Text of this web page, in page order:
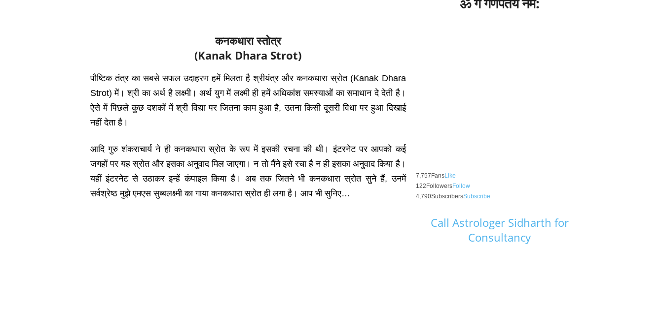
कनकधारा स्तोत्र
(Kanak Dhara Strot)
पौष्टिक तंत्र का सबसे सफल उदाहरण हमें मिलता है श्रीयंत्र और कनकधारा स्रोत (Kanak Dhara
Strot) में। श्री का अर्थ है लक्ष्‍मी। अर्थ युग में लक्ष्‍मी ही हमें अधिकांश समस्‍याओं का समाधान दे देती है।
ऐसे में पिछले कुछ दशकों में श्री विद्या पर जितना काम हुआ है, उतना किसी दूसरी विधा पर हुआ दिखाई
नहीं देता है।
आदि गुरु शंकराचार्य ने ही कनकधारा स्रोत के रूप में इसकी रचना की थी। इंटरनेट पर आपको कई
जगहों पर यह स्रोत और इसका अनुवाद मिल जाएगा। न तो मैंने इसे रचा है न ही इसका अनुवाद किया है।
यहीं इंटरनेट से उठाकर इन्‍हें कंपाइल किया है। अब तक जितने भी कनकधारा स्रोत सुने हैं, उनमें
सर्वश्रेष्‍ठ मुझे एमएस सुब्‍बलक्ष्‍मी का गाया कनकधारा स्रोत ही लगा है। आप भी सुनिए…
7,757 FansLike
122 FollowersFollow
4,790SubscribersSubscribe
Call Astrologer Sidharth for
Consultancy